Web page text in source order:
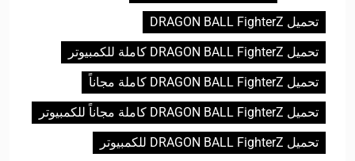
تحميل DRAGON BALL FighterZ
تحميل DRAGON BALL FighterZ كاملة للكمبيوتر
تحميل DRAGON BALL FighterZ كاملة مجاناً
تحميل DRAGON BALL FighterZ كاملة مجاناً للكمبيوتر
تحميل DRAGON BALL FighterZ للكمبيوتر